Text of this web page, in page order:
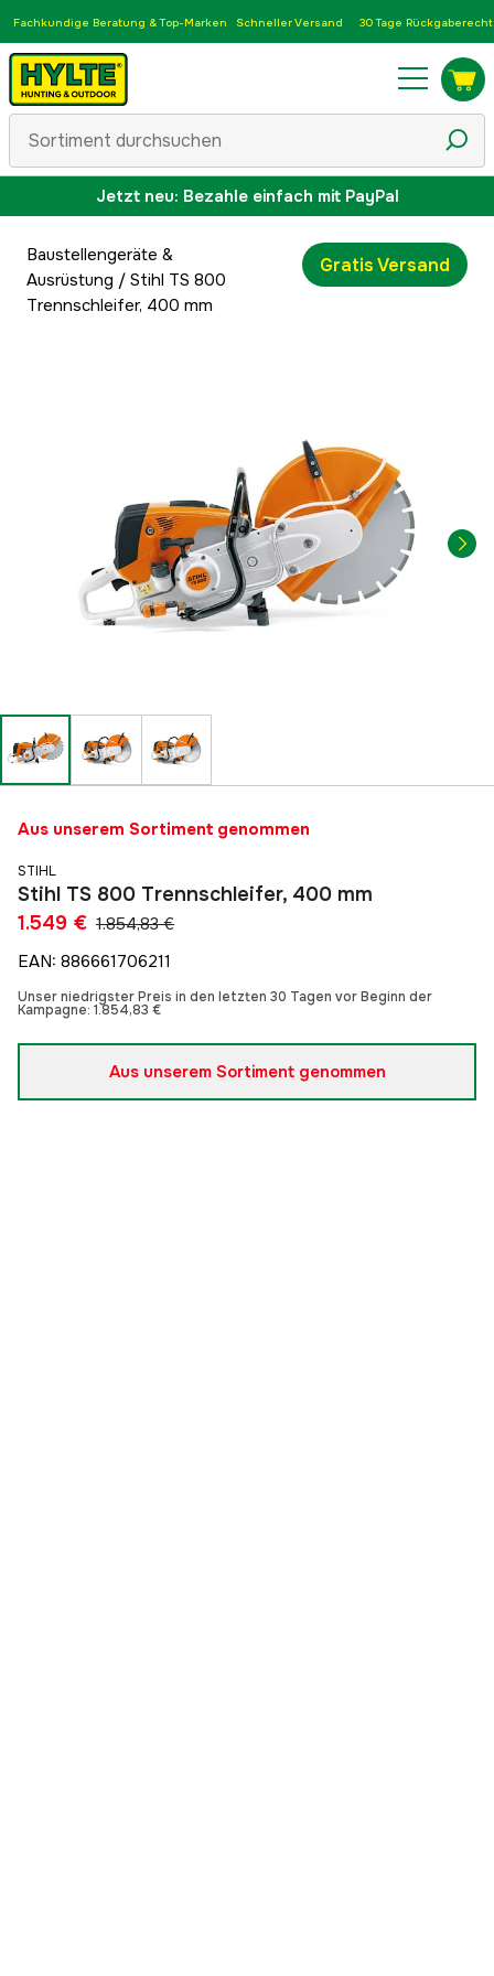
Fachkundige Beratung & Top-Marken Schneller Versand 30 Tage Rückgaberecht
Jetzt neu: Bezahle einfach mit PayPal
Baustellengeräte &
Ausrüstung / Stihl TS 800
Trennschleifer, 400 mm
Gratis Versand
Aus unserem Sortiment genommen
STIHL
Stihl TS 800 Trennschleifer, 400 mm
1.549 € 1.854,83 €
EAN: 886661706211
Unser niedrigster Preis in den letzten 30 Tagen vor Beginn der
Kampagne: 1.854,83 €
Aus unserem Sortiment genommen